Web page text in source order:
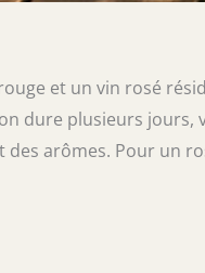
et un vin rosé
dure plusieurs
des arômes. Pour un